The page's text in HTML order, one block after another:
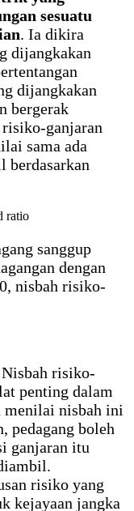
sesuatu
. Ia dikira
dijangkakan
dijangkakan
bergerak
ganjaran
sama ada
berdasarkan
sanggup
dengan
nisbah risiko-
risiko-
penting dalam
menilai nisbah ini
pedagang boleh
ganjaran itu
risiko yang
kejayaan jangka